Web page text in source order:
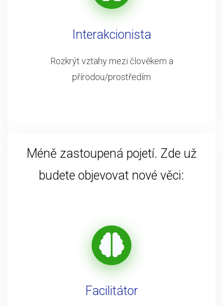
Interakcionista
Rozkrýt vztahy mezi člověkem a
přírodou/prostředím
Méně zastoupená pojetí. Zde už
budete objevovat nové věci:
Facilitátor